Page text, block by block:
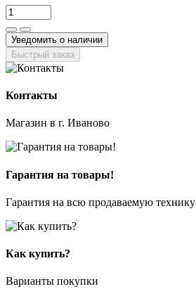
Уведомить о наличии
Быстрый заказ
Контакты
Магазин в г. Иваново
Гарантия на товары!
Гарантия на всю продаваемую технику
Как купить?
Варианты покупки